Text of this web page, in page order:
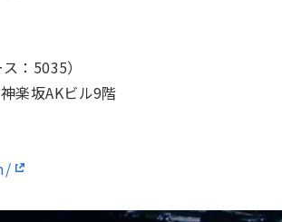
：5035）
楽坂AKビル9階